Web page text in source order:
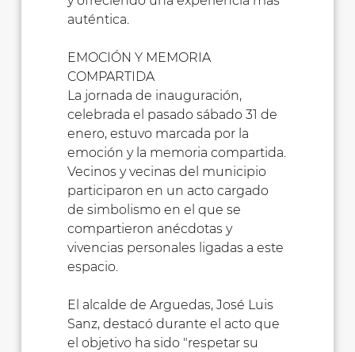
auténtica.
EMOCIÓN Y MEMORIA
COMPARTIDA
La jornada de inauguración,
celebrada el pasado sábado 31 de
enero, estuvo marcada por la
emoción y la memoria compartida.
Vecinos y vecinas del municipio
participaron en un acto cargado
de simbolismo en el que se
compartieron anécdotas y
vivencias personales ligadas a este
espacio.
El alcalde de Arguedas, José Luis
Sanz, destacó durante el acto que
el objetivo ha sido "respetar su